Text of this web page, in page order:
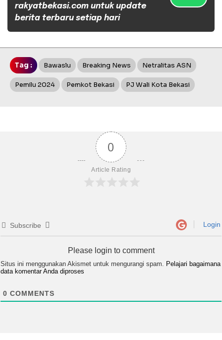
rakyatbekasi.com untuk update
berita terbaru setiap hari
Tag : Bawaslu Breaking News Netralitas ASN
Pemilu 2024 Pemkot Bekasi PJ Wali Kota Bekasi
0
Article Rating
Subscribe Login
Please login to comment
Situs ini menggunakan Akismet untuk mengurangi spam. Pelajari bagaimana
data komentar Anda diproses
0 COMMENTS